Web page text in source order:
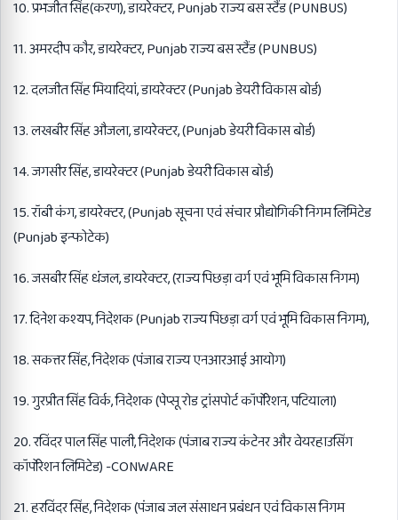
10. प्रभजीत सिंह(करण), डायरेक्टर, Punjab राज्य बस स्टैंड (PUNBUS)
11. अमरदीप कौर, डायरेक्टर, Punjab राज्य बस स्टैंड (PUNBUS)
12. दलजीत सिंह मियादियां, डायरेक्टर (Punjab डेयरी विकास बोर्ड)
13. लखबीर सिंह औजला, डायरेक्टर, (Punjab डेयरी विकास बोर्ड)
14. जगसीर सिंह, डायरेक्टर (Punjab डेयरी विकास बोर्ड)
15. रॉबी कंग, डायरेक्टर, (Punjab सूचना एवं संचार प्रौद्योगिकी निगम लिमिटेड
(Punjab इन्फोटेक)
16. जसबीर सिंह धंजल, डायरेक्टर, (राज्य पिछड़ा वर्ग एवं भूमि विकास निगम)
17. दिनेश कश्यप, निदेशक (Punjab राज्य पिछड़ा वर्ग एवं भूमि विकास निगम),
18. सकत्तर सिंह, निदेशक (पंजाब राज्य एनआरआई आयोग)
19. गुरप्रीत सिंह विर्क, निदेशक (पेप्सू रोड ट्रांसपोर्ट कॉर्पोरेशन, पटियाला)
20. रविंदर पाल सिंह पाली, निदेशक (पंजाब राज्य कंटेनर और वेयरहाउसिंग
कॉर्पोरेशन लिमिटेड) -CONWARE
21. हरविंदर सिंह, निदेशक (पंजाब जल संसाधन प्रबंधन एवं विकास निगम